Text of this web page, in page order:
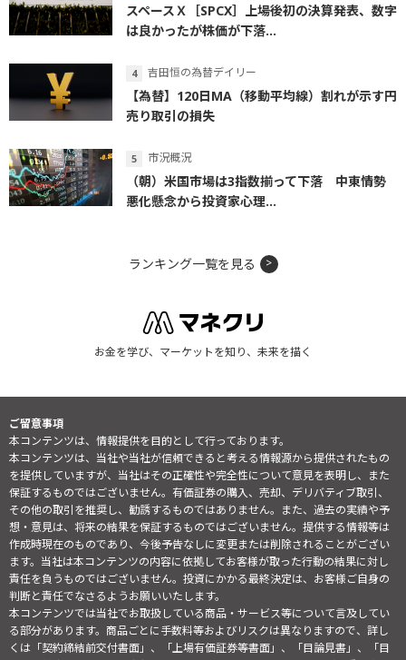
スペースＸ［SPCX］上場後初の決算発表、数字
は良かったが株価が下落...
吉田恒の為替デイリー
【為替】120日MA（移動平均線）割れが示す円
売り取引の損失
市況概況
（朝）米国市場は3指数揃って下落 中東情勢
悪化懸念から投資家心理...
ランキング一覧を見る
お金を学び、マーケットを知り、未来を描く
ご留意事項
本コンテンツは、情報提供を目的として行っております。
本コンテンツは、当社や当社が信頼できると考える情報源から提供されたもの
を提供していますが、当社はその正確性や完全性について意見を表明し、また
保証するものではございません。有価証券の購入、売却、デリバティブ取引、
その他の取引を推奨し、勧誘するものではありません。また、過去の実績や予
想・意見は、将来の結果を保証するものではございません。提供する情報等は
作成時現在のものであり、今後予告なしに変更または削除されることがござい
ます。当社は本コンテンツの内容に依拠してお客様が取った行動の結果に対し
責任を負うものではございません。投資にかかる最終決定は、お客様ご自身の
判断と責任でなさるようお願いいたします。
本コンテンツでは当社でお取扱している商品・サービス等について言及してい
る部分があります。商品ごとに手数料等およびリスクは異なりますので、詳し
くは「契約締結前交付書面」、「上場有価証券等書面」、「目論見書」、「目